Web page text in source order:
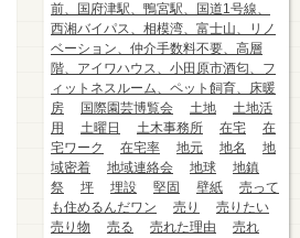
前、国府津駅、鴨宮駅、国道1号線、
西湘バイパス、相模湾、富士山、リノ
ベーション、仲介手数料不要、高層
階、アイワハウス、小田原市酒匂、フ
ィットネスルーム、ペット飼育、床暖
房
国際園芸博覧会 土地
土地活
用
土曜日 土木事務所 在宅
在
宅ワーク
在宅率 地元 地名
地
域密着
地域連絡会 地球
地鎮
祭
坪 埋設 堅固 壁紙
売って
も住めるんだワン
売り
売りたい
売り物
売る 売れた理由
売れ